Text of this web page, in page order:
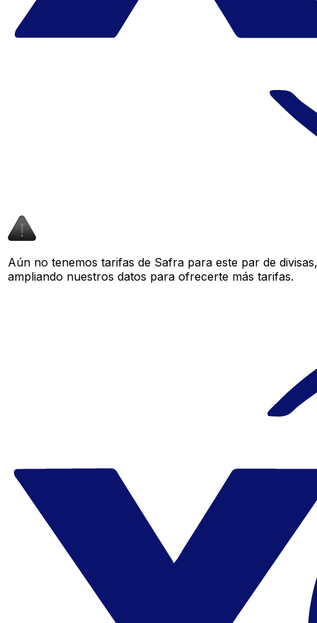
Aún no tenemos tarifas de Safra para este par de
ampliando nuestros datos para ofrecerte más tarifas.